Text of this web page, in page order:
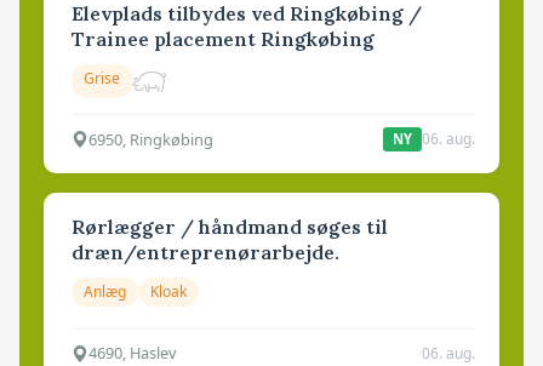
Elevplads tilbydes ved Ringkøbing /
Trainee placement Ringkøbing
Grise
6950, Ringkøbing NY 06. aug.
Rørlægger / håndmand søges til
dræn/entreprenørarbejde.
Anlæg Kloak
4690, Haslev 06. aug.